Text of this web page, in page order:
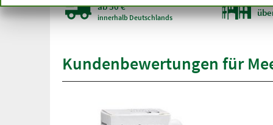
ab 50 €
innerhalb Deutschlands
Kundenbewertungen für